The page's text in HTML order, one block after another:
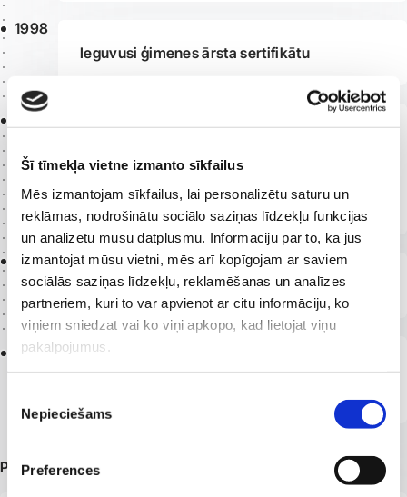
Šī tīmekļa vietne izmanto sīkfailus
Mēs izmantojam sīkfailus, lai personalizētu saturu un
reklāmas, nodrošinātu sociālo saziņas līdzekļu funkcijas
un analizētu mūsu datplūsmu. Informāciju par to, kā jūs
izmantojat mūsu vietni, mēs arī kopīgojam ar saviem
sociālās saziņas līdzekļu, reklamēšanas un analīzes
partneriem, kuri to var apvienot ar citu informāciju, ko
viņiem sniedzat vai ko viņi apkopo, kad lietojat viņu
pakalpojumus.
izvēle
Nepieciešams
Preferences
1998
Ieguvusi ģimenes ārsta sertifikātu
1987 -
1988
specialitātē Rīgas 1. pilsētas ĀMP klīniskajā
kardioloģijā, klīniskajā kardiogrāfijā
1995
Ieguvusi internista sertifikātu
1978 -
Rīgas Medicīnas institūts, Ārstniecības
Papildu informācija